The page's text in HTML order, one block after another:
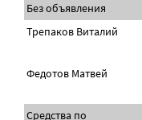
Без объявления
Трепаков Виталий
Федотов Матвей
Средства по